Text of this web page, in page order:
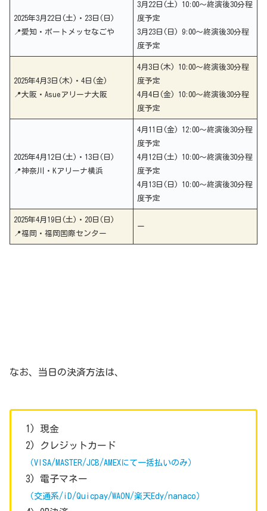
2025年3月22日(土)・23日(日)
📍愛知・ポートメッセなごや
3月22日(土) 10:00～終演後30分程
度予定
3月23日(日) 9:00～終演後30分程
度予定
2025年4月3日(木)・4日(金)
📍大阪・Asueアリーナ大阪
4月3日(木) 10:00～終演後30分程
度予定
4月4日(金) 10:00～終演後30分程
度予定
2025年4月12日(土)・13日(日)
📍神奈川・Kアリーナ横浜
4月11日(金) 12:00～終演後30分程
度予定
4月12日(土) 10:00～終演後30分程
度予定
4月13日(日) 10:00～終演後30分程
度予定
2025年4月19日(土)・20日(日)
📍福岡・福岡国際センター
ー
なお、当日の決済方法は、
1) 現金
2) クレジットカード
（VISA/MASTER/JCB/AMEXにて一括払いのみ）
3) 電子マネー
（交通系/iD/Quicpay/WAON/楽天Edy/nanaco）